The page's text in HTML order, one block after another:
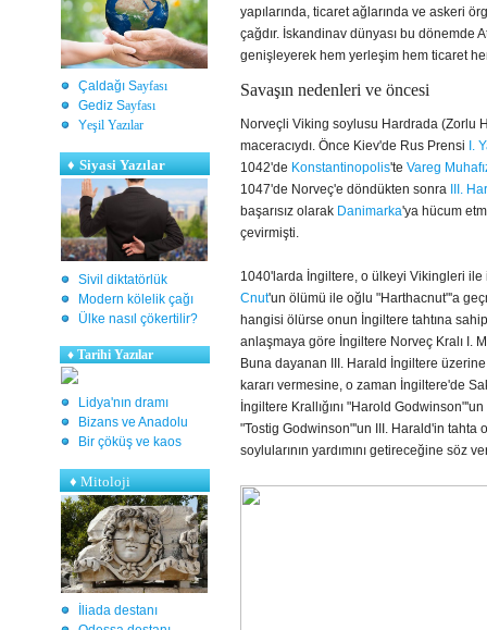
Çaldağı Sayfası
Gediz Sayfası
Yeşil Yazılar
♦ Siyasi Yazılar
Sivil diktatörlük
Modern kölelik çağı
Ülke nasıl çökertilir?
♦ Tarihi Yazılar
Lidya'nın dramı
Bizans ve Anadolu
Bir çöküş ve kaos
♦Mitoloji
İliada destanı
yapılarında, ticaret ağlarında ve askeri
çağdır. İskandinav dünyası bu dönemde
genişleyerek hem yerleşim hem ticaret
Savaşın nedenleri ve öncesi
Norveçli Viking soylusu Hardrada (Zorlu
maceracıydı. Önce Kiev'de Rus Prensi I.
1042'de Konstantinopolis'te Vareg
1047'de Norveç'e döndükten sonra
III.
başarısız olarak Danimarka'ya hücum
çevirmişti.
1040'larda İngiltere, o ülkeyi Vikingleri
Cnut'un ölümü ile oğlu "Harthacnut"'a
hangisi ölürse onun İngiltere tahtına
anlaşmaya göre İngiltere Norveç Kralı I.
Buna dayanan III. Harald İngiltere
kararı vermesine, o zaman İngiltere'de
İngiltere Krallığını "Harold
"Tostig Godwinson"'un III. Harald'in tahta
soylularının yardımını getireceğine söz